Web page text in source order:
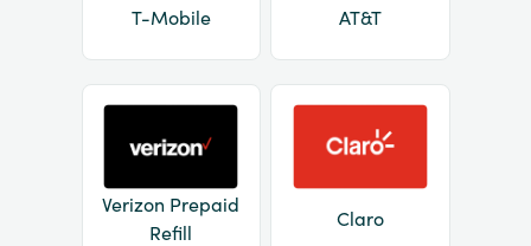
T-Mobile AT&T
Verizon Prepaid
Refill
Claro